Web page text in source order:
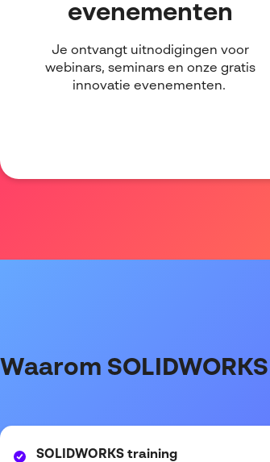
evenementen
Je ontvangt uitnodigingen voor
webinars, seminars en onze gratis
innovatie evenementen.
Waarom
SOLIDWORKS training